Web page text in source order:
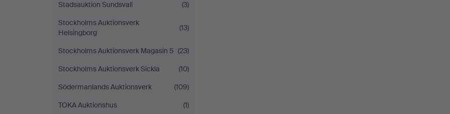
Stadsauktion Sundsvall
(3)
Stockholms Auktionsverk
Helsingborg
(13)
Stockholms Auktionsverk Magasin 5 (23)
Stockholms Auktionsverk Sickla
(10)
Södermanlands Auktionsverk
(109)
TOKA Auktionshus
(1)